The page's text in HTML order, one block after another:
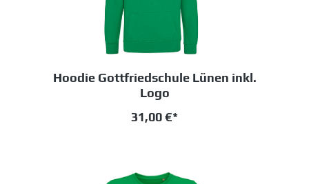
Hoodie Gottfriedschule Lünen inkl.
Logo
31,00 €*